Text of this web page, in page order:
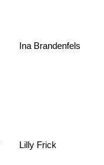
Ina Brandenfels
Lilly Frick